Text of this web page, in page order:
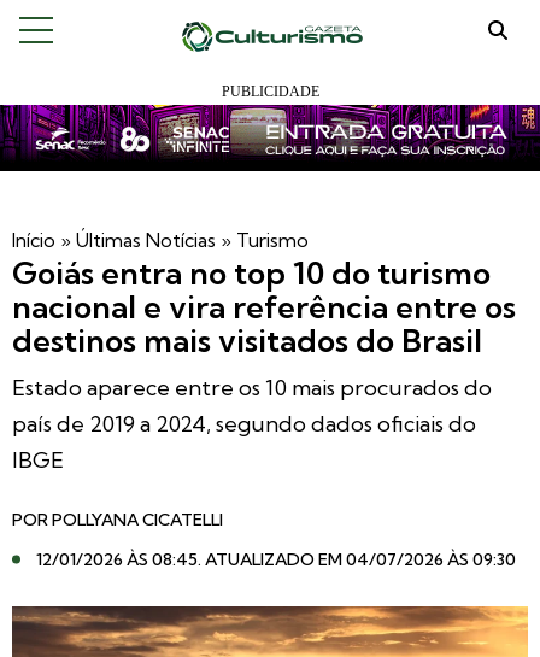
Início » Últimas Notícias » Turismo
Goiás entra no top 10 do turismo
nacional e vira referência entre os
destinos mais visitados do Brasil
Estado aparece entre os 10 mais procurados do
país de 2019 a 2024, segundo dados oficiais do
IBGE
PORPOLLYANA CICATELLI
12/01/2026 ÀS 08:45. ATUALIZADO EM 04/07/2026 ÀS 09:30